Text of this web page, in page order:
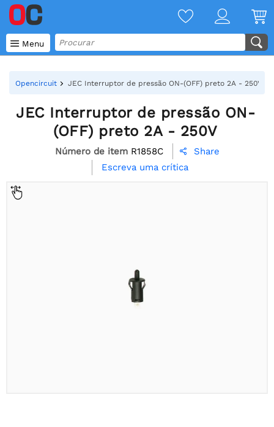
 Menu
Opencircuit JEC Interruptor de pressão ON-(OFF) preto 2A - 250V
JEC Interruptor de pressão ON-
(OFF) preto 2A - 250V
Número de item R1858C 
Share
Escreva uma crítica